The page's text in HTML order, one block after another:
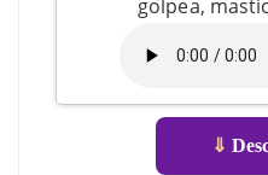
golpea,
⇓